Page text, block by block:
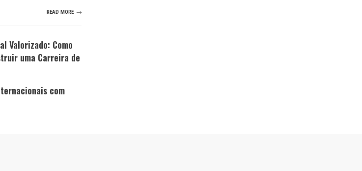
READ MORE
Valorizado: Como
uma Carreira de
com